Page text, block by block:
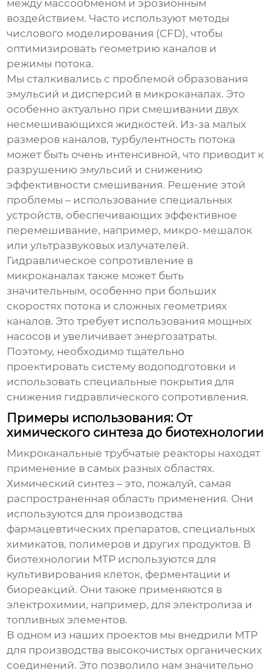
между массообменом и эрозионным
воздействием. Часто используют методы
числового моделирования (CFD), чтобы
оптимизировать геометрию каналов и
режимы потока.
Мы сталкивались с проблемой образования
эмульсий и дисперсий в микроканалах. Это
особенно актуально при смешивании двух
несмешивающихся жидкостей. Из-за малых
размеров каналов, турбулентность потока
может быть очень интенсивной, что приводит к
разрушению эмульсий и снижению
эффективности смешивания. Решение этой
проблемы – использование специальных
устройств, обеспечивающих эффективное
перемешивание, например, микро-мешалок
или ультразвуковых излучателей.
Гидравлическое сопротивление в
микроканалах также может быть
значительным, особенно при больших
скоростях потока и сложных геометриях
каналов. Это требует использования мощных
насосов и увеличивает энергозатраты.
Поэтому, необходимо тщательно
проектировать систему водоподготовки и
использовать специальные покрытия для
снижения гидравлического сопротивления.
Примеры использования: От
химического синтеза до биотехнологии
Микроканальные трубчатые реакторы находят
применение в самых разных областях.
Химический синтез – это, пожалуй, самая
распространенная область применения. Они
используются для производства
фармацевтических препаратов, специальных
химикатов, полимеров и других продуктов. В
биотехнологии МТР используются для
культивирования клеток, ферментации и
биореакций. Они также применяются в
электрохимии, например, для электролиза и
топливных элементов.
В одном из наших проектов мы внедрили МТР
для производства высокочистых органических
соединений. Это позволило нам значительно